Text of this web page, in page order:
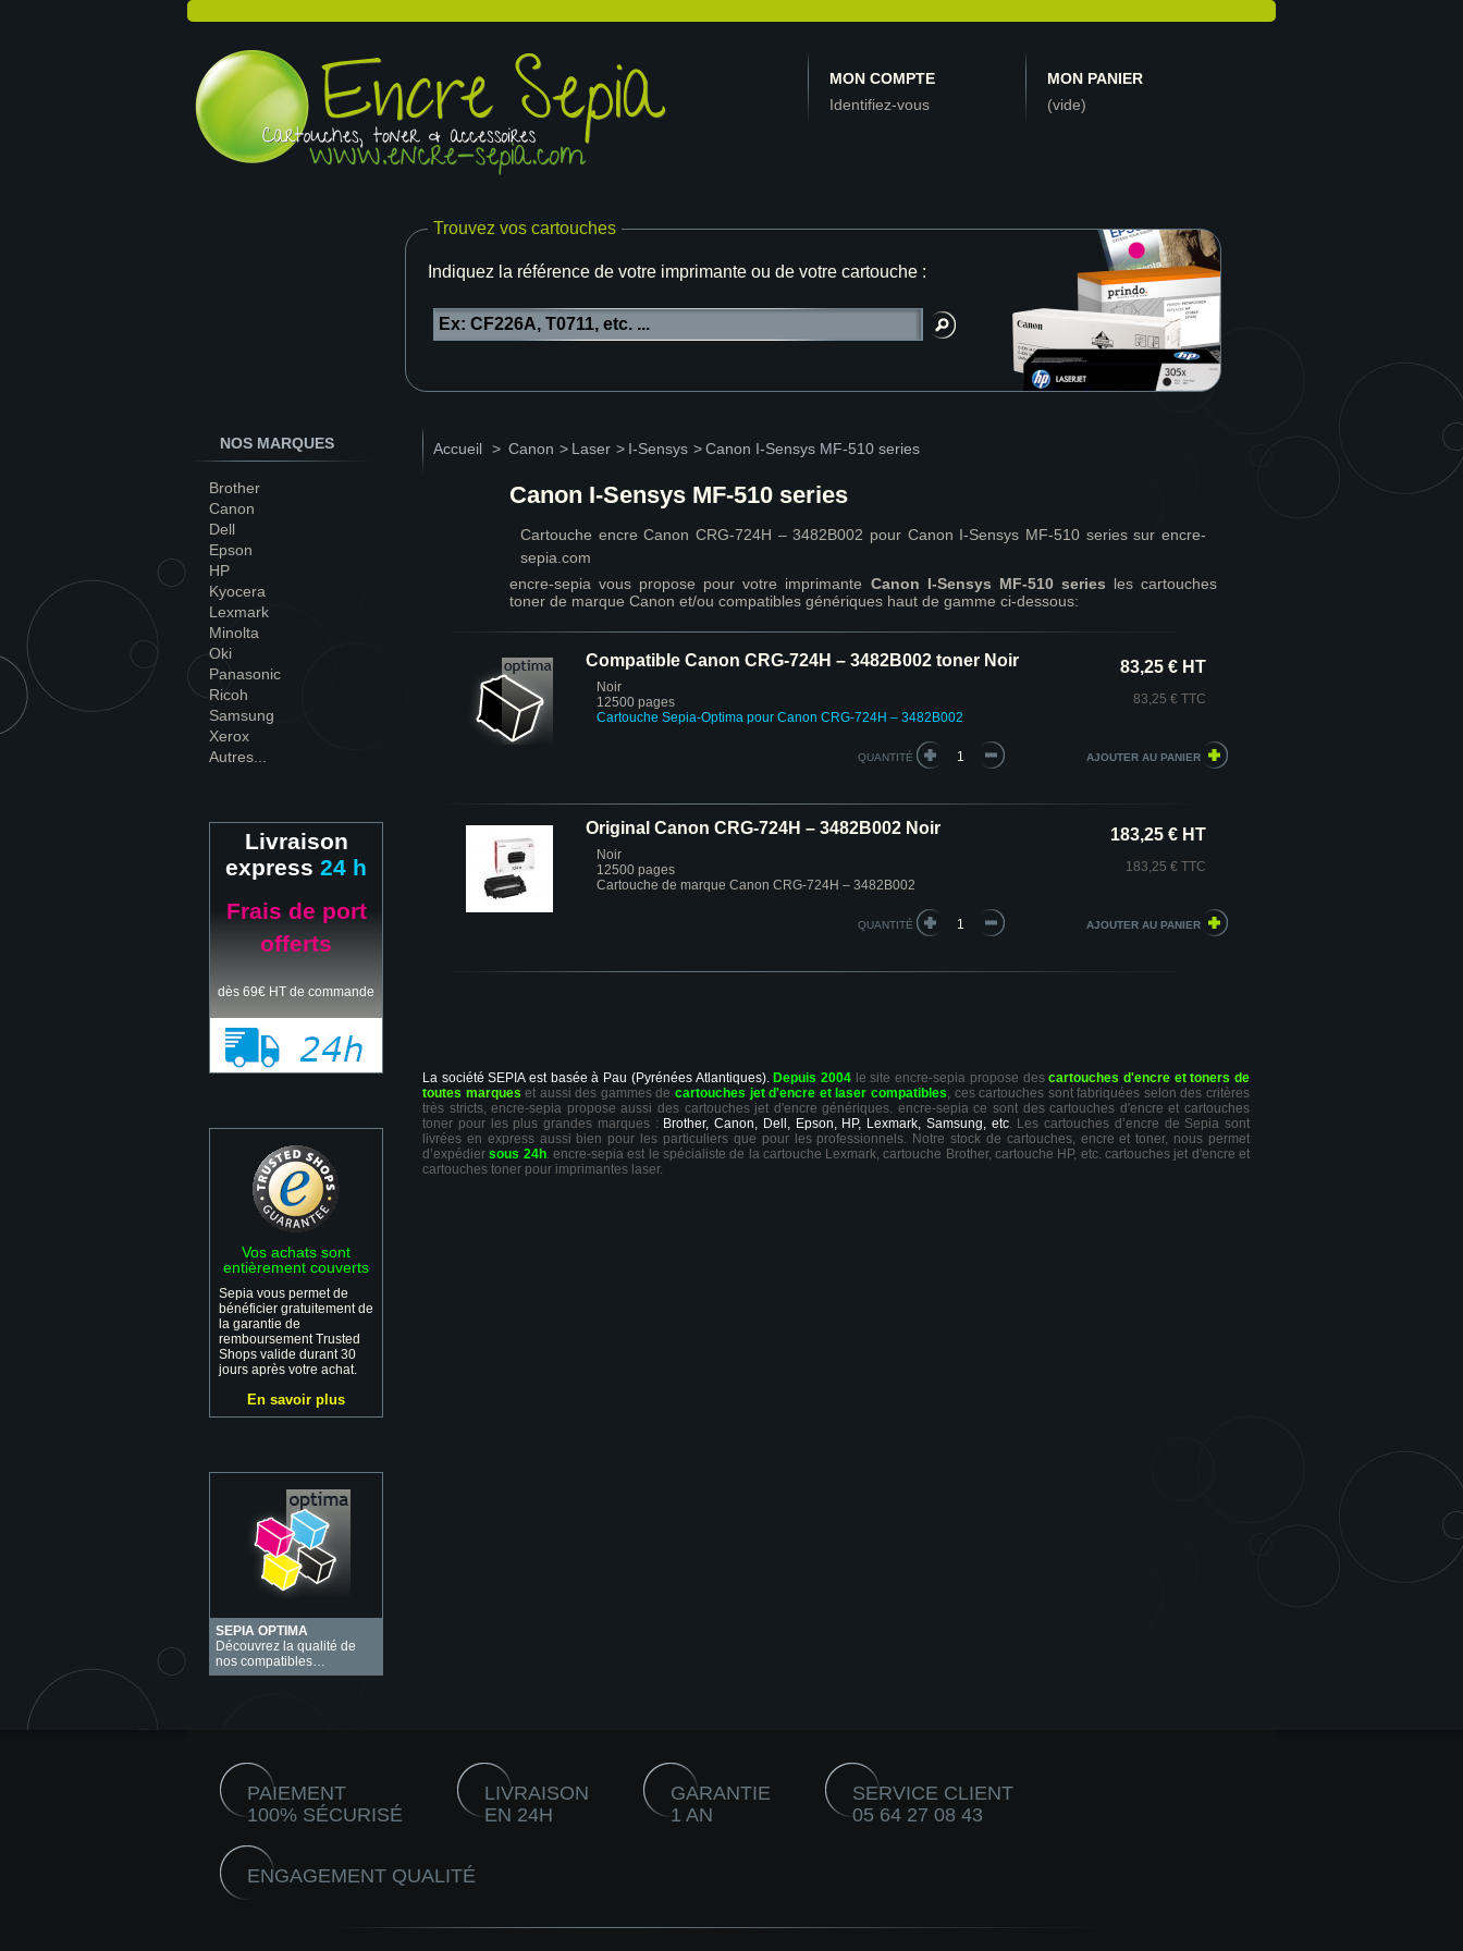
MON COMPTE
Identifiez-vous
MON PANIER
(vide)
Trouvez vos cartouches
Indiquez la référence de votre imprimante ou de votre cartouche :
NOS MARQUES
Brother
Canon
Dell
Epson
HP
Kyocera
Lexmark
Minolta
Oki
Panasonic
Ricoh
Samsung
Xerox
Autres...
Livraison
express 24 h
Frais de port
offerts
dès 69€ HT de commande
Vos achats sont
entièrement couverts
Sepia vous permet de
bénéficier gratuitement de
la garantie de
remboursement Trusted
Shops valide durant 30
jours après votre achat.
En savoir plus
SEPIA OPTIMA
Découvrez la qualité de
nos compatibles…
Accueil > Canon > Laser > I-Sensys >Canon I-Sensys MF-510 series
Canon I-Sensys MF-510 series
Cartouche encre Canon CRG-724H – 3482B002 pour Canon I-Sensys MF-510 series sur encre-
sepia.com
encre-sepia vous propose pour votre imprimante Canon I-Sensys MF-510 series les cartouches
toner de marque Canon et/ou compatibles génériques haut de gamme ci-dessous:
Compatible Canon CRG-724H – 3482B002 toner Noir
Noir
12500 pages
Cartouche Sepia-Optima pour Canon CRG-724H – 3482B002
83,25 € HT
83,25 € TTC
QUANTITÉ
Original Canon CRG-724H – 3482B002 Noir
Noir
12500 pages
Cartouche de marque Canon CRG-724H – 3482B002
183,25 € HT
183,25 € TTC
QUANTITÉ
La société SEPIA est basée à Pau (Pyrénées Atlantiques). Depuis 2004 le site encre-sepia propose descartouches d'encre et toners de
toutes marques et aussi des gammes decartouches jet d'encre et laser compatibles, ces cartouches sont fabriquées selon des critères
très stricts, encre-sepia propose aussi des cartouches jet d'encre génériques. encre-sepia ce sont des cartouches d'encre et cartouches
toner pour les plus grandes marques : Brother, Canon, Dell, Epson, HP, Lexmark, Samsung, etc. Les cartouches d’encre de Sepia sont
livrées en express aussi bien pour les particuliers que pour les professionnels. Notre stock de cartouches, encre et toner, nous permet
d’expédiersous 24h. encre-sepia est le spécialiste de la cartouche Lexmark, cartouche Brother, cartouche HP, etc. cartouches jet d'encre et
cartouches toner pour imprimantes laser.
PAIEMENT
100% SÉCURISÉ
LIVRAISON
EN 24H
GARANTIE
1 AN
SERVICE CLIENT
05 64 27 08 43
ENGAGEMENT QUALITÉ